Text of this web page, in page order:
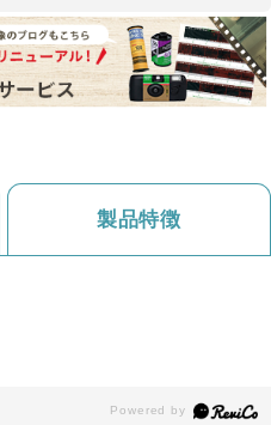
製品特徴